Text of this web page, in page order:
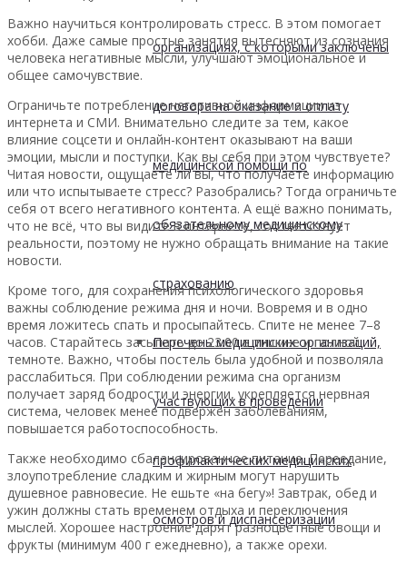
организациях, с которыми заключены
договора на оказание и оплату
медицинской помощи по
обязательному медицинскому
страхованию
Перечень медицинских организаций,
участвующих в проведении
профилактических медицинских
осмотров и диспансеризации
Важно научиться контролировать стресс. В этом помогает
хобби. Даже самые простые занятия вытесняют из сознания
человека негативные мысли, улучшают эмоциональное и
общее самочувствие.
Ограничьте потребление негативной информации из
интернета и СМИ. Внимательно следите за тем, какое
влияние соцсети и онлайн-контент оказывают на ваши
эмоции, мысли и поступки. Как вы себя при этом чувствуете?
Читая новости, ощущаете ли вы, что получаете информацию
или что испытываете стресс? Разобрались? Тогда ограничьте
себя от всего негативного контента. А ещё важно понимать,
что не всё, что вы видите в интернете, соответствует
реальности, поэтому не нужно обращать внимание на такие
новости.
Кроме того, для сохранения психологического здоровья
важны соблюдение режима дня и ночи. Вовремя и в одно
время ложитесь спать и просыпайтесь. Спите не менее 7–8
часов. Старайтесь засыпать до 23:00 в тишине и полной
темноте. Важно, чтобы постель была удобной и позволяла
расслабиться. При соблюдении режима сна организм
получает заряд бодрости и энергии, укрепляется нервная
система, человек менее подвержен заболеваниям,
повышается работоспособность.
Также необходимо сбалансированное питание. Переедание,
злоупотребление сладким и жирным могут нарушить
душевное равновесие. Не ешьте «на бегу»! Завтрак, обед и
ужин должны стать временем отдыха и переключения
мыслей. Хорошее настроение дарят разноцветные овощи и
фрукты (минимум 400 г ежедневно), а также орехи.